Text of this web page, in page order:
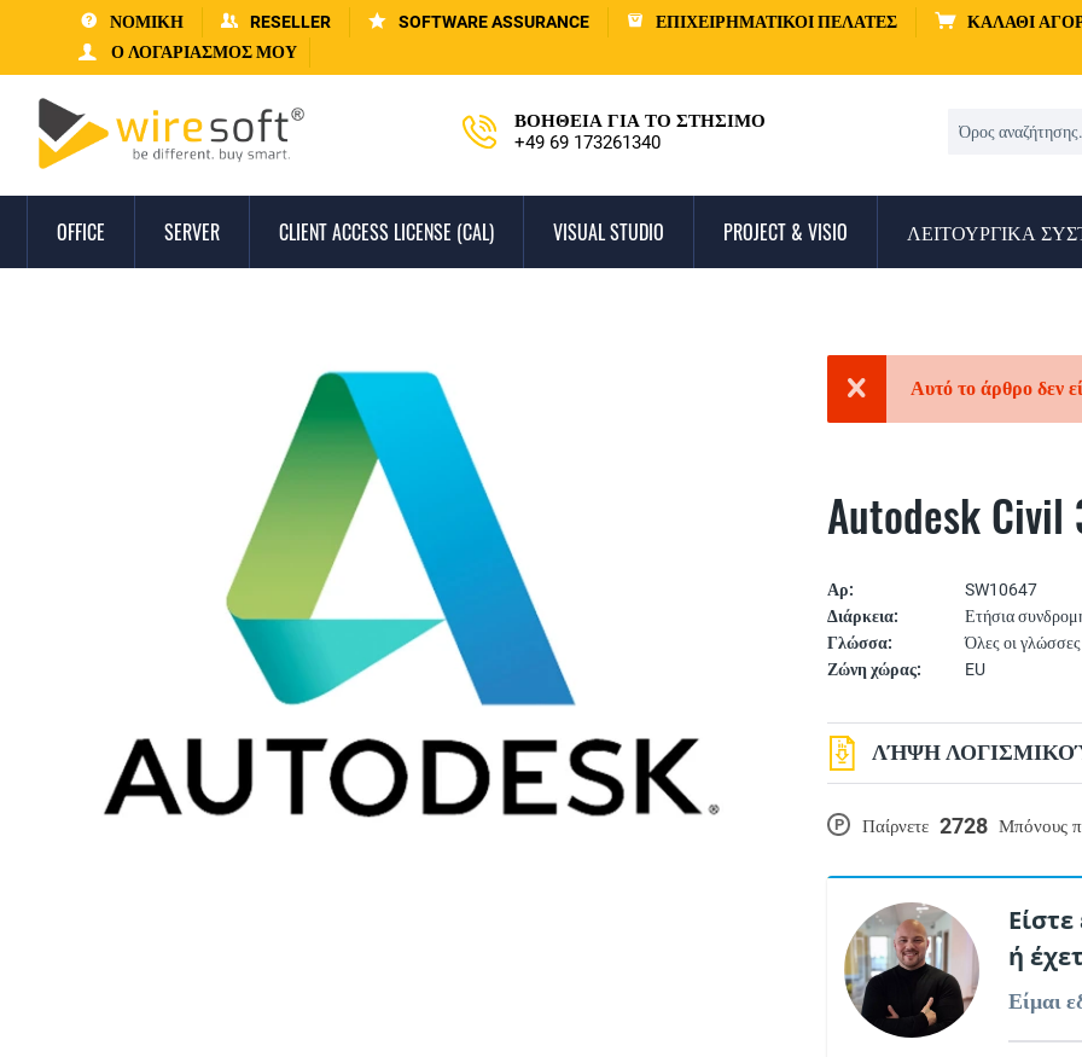
ΝΟΜΙΚΗ RESELLER SOFTWARE ASSURANCE ΕΠΙΧΕΙΡΗΜΑΤΙΚΟΊ ΠΕΛΆΤΕΣ ΚΑΛΆΘΙ
Ο ΛΟΓΑΡΙΑΣΜΌΣ ΜΟΥ
ΒΟΉΘΕΙΑ ΓΙΑ ΤΟ ΣΤΉΣΙΜΟ
+49 69 173261340
OFFICE SERVER CLIENT ACCESS LICENSE (CAL) VISUAL STUDIO PROJECT & VISIO ΛΕΙΤΟΥΡΓΙΚΆ
Αυτό το άρθρο δεν
Autodesk Civil
Αρ:
SW10647
Διάρκεια:
Ετήσια
Γλώσσα:
Όλες οι γλώσσες
Ζώνη χώρας:
EU
P Παίρνετε 2728 Μπόνους
ΛΉΨΗ
ή
Είμαι